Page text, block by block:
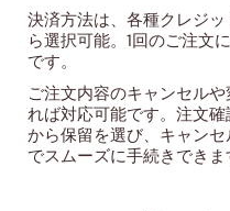
決済方法は、各種クレジ
ら選択可能。1回のご注文
です。
ご注文内容のキャンセル
れば対応可能です。注文
から保留を選び、キャン
でスムーズに手続きできま